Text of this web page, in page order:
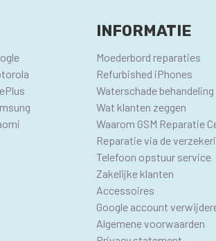
INFORMATIE
Moederbord reparaties
Refurbished iPhones
Waterschade behandeling
Wat klanten zeggen
Waarom GSM Reparatie
Reparatie via de
Telefoon opstuur service
Zakelijke klanten
Accessoires
Google account
Algemene voorwaarden